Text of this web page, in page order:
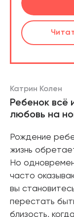
Катрин Колен
Ребенок всё
любовь на
Рождение
жизнь
Но
часто
вы
перестать
близость,